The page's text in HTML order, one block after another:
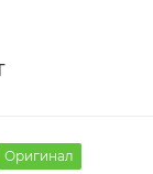
Оригинал